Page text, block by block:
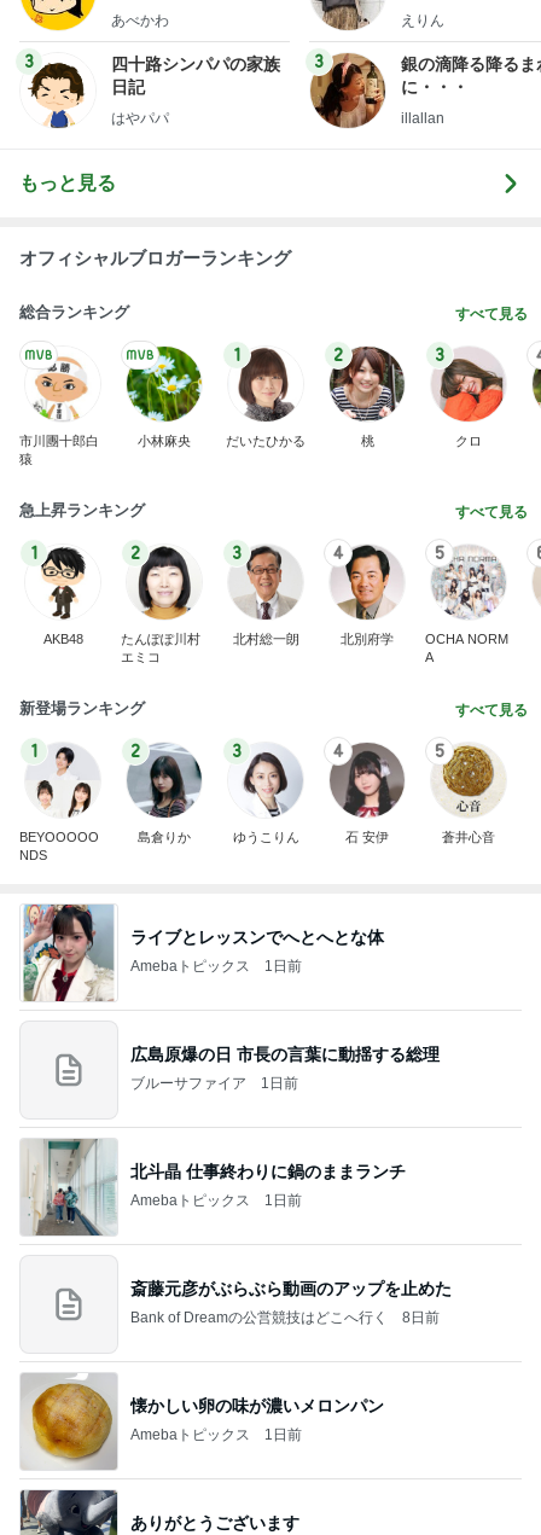
あべかわ
3
四十路シンパパの家族
日記
はやパパ
ファッションブロ
えりん
3
銀の滴降る降るま
に・・・
illallan
もっと見る
オフィシャルブロガーランキング
総合ランキング すべて見る
市川團十郎白
猿
小林麻央
1
だいたひかる
2
桃
3
クロ
急上昇ランキング すべて見る
1
AKB48
2
たんぽぽ川村
エミコ
3
北村総一朗
4
北別府学
5
OCHA NORM
A
新登場ランキング すべて見る
1
BEYOOOOO
NDS
2
島倉りか
3
ゆうこりん
4
石 安伊
5
蒼井心音
ライブとレッスンでへとへとな体
Amebaトピックス 1日前
広島原爆の日 市長の言葉に動揺する総理
ブルーサファイア 1日前
北斗晶 仕事終わりに鍋のままランチ
Amebaトピックス 1日前
斎藤元彦がぶらぶら動画のアップを止めた
Bank of Dreamの公営競技はどこへ行く 8日前
懐かしい卵の味が濃いメロンパン
Amebaトピックス 1日前
ありがとうございます